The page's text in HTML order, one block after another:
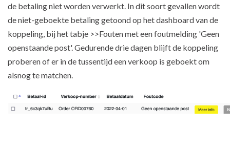
de betaling niet worden verwerkt. In dit soort gevallen wordt
de niet-geboekte betaling getoond op het dashboard van de
koppeling, bij het tabje >>Fouten met een foutmelding 'Geen
openstaande post'. Gedurende drie dagen blijft de koppeling
proberen of er in de tussentijd een verkoop is geboekt om
alsnog te matchen.